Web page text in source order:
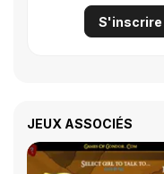
S'inscrire
JEUX ASSOCIÉS